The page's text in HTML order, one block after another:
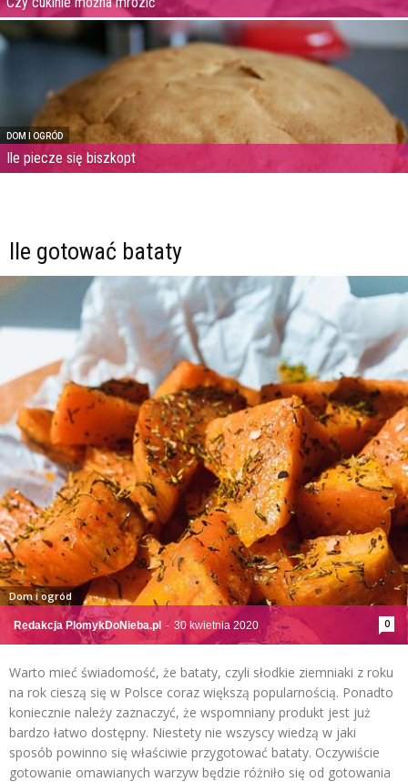
DOM I OGRÓD
Ile piecze się biszkopt
Ile gotować bataty
Redakcja PlomykDoNieba.pl - 30 kwietnia 2020 0
Dom i ogród
Warto mieć świadomość, że bataty, czyli słodkie ziemniaki z roku
na rok cieszą się w Polsce coraz większą popularnością. Ponadto
koniecznie należy zaznaczyć, że wspomniany produkt jest już
bardzo łatwo dostępny. Niestety nie wszyscy wiedzą w jaki
sposób powinno się właściwie przygotować bataty. Oczywiście
gotowanie omawianych warzyw będzie różniło się od gotowania